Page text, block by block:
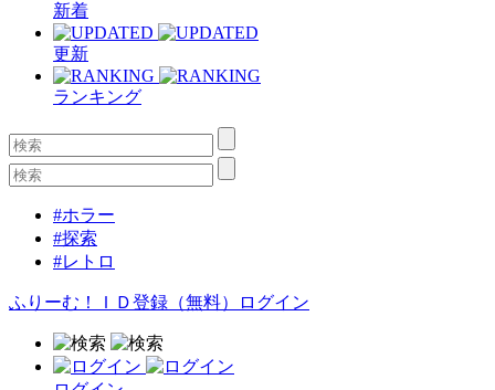
新着
更新
ランキング
#ホラー
#探索
#レトロ
ふりーむ！ＩＤ登録（無料） ログイン